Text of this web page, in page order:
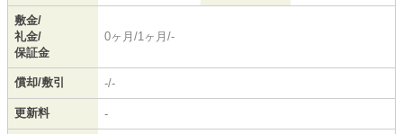
敷金/
礼金/
保証金
0ヶ月/1ヶ月/-
償却/敷引 -/-
更新料 -